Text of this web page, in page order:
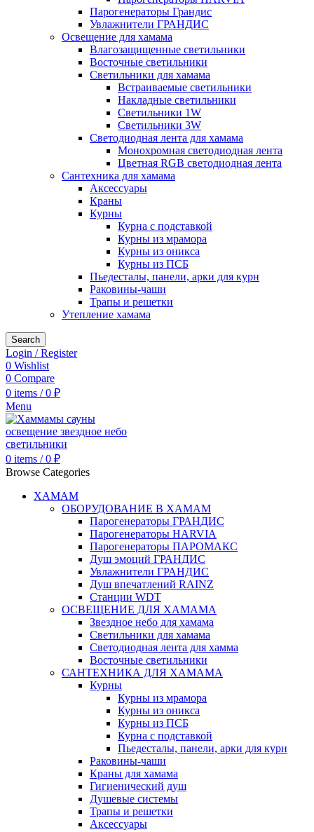
Парогенераторы Грандис
Увлажнители ГРАНДИС
Освещение для хамама
Влагозащищенные светильники
Восточные светильники
Светильники для хамама
Встраиваемые светильники
Накладные светильники
Светильники 1W
Светильники 3W
Светодиодная лента для хамама
Монохромная светодиодная лента
Цветная RGB светодиодная лента
Сантехника для хамама
Аксессуары
Краны
Курны
Курна с подставкой
Курны из мрамора
Курны из оникса
Курны из ПСБ
Пьедесталы, панели, арки для курн
Раковины-чаши
Трапы и решетки
Утепление хамама
Search
Login / Register
0 Wishlist
0 Compare
0 items / 0 ₽
Menu
0 items / 0 ₽
Browse Categories
ХАМАМ
ОБОРУДОВАНИЕ В ХАМАМ
Парогенераторы ГРАНДИС
Парогенераторы HARVIA
Парогенераторы ПАРОМАКС
Душ эмоций ГРАНДИС
Увлажнители ГРАНДИС
Душ впечатлений RAINZ
Станции WDT
ОСВЕЩЕНИЕ ДЛЯ ХАМАМА
Звездное небо для хамама
Светильники для хамама
Светодиодная лента для хамма
Восточные светильники
САНТЕХНИКА ДЛЯ ХАМАМА
Курны
Курны из мрамора
Курны из оникса
Курны из ПСБ
Курна с подставкой
Пьедесталы, панели, арки для курн
Раковины-чаши
Краны для хамама
Гигиенический душ
Душевые системы
Трапы и решетки
Аксессуары